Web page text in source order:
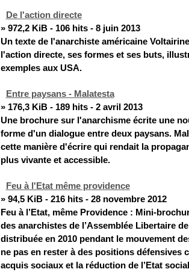
De l'action directe
» 972,2 KiB - 106 hits - 8 juin 2013
Un texte de l'anarchiste américaine
l'action directe, ses formes et ses buts,
exemples aux USA.
Entre paysans - Malatesta
» 176,3 KiB - 189 hits - 2 avril 2013
Une brochure sur l'anarchisme écrite une
forme d'un dialogue entre deux paysans.
cette manière d'écrire qui rendait la
plus vivante et accessible.
Feu à l'Etat même providence
» 94,5 KiB - 216 hits - 28 novembre 2012
Feu à l’Etat, même Providence : Mini-
des anarchistes de l’Assemblée Libertaire
distribuée en 2010 pendant le mouvement
ne pas en rester à des positions défensives
acquis sociaux et la réduction de l’Etat